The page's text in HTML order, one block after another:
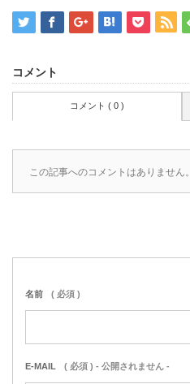
コメント
コメント ( 0 )
この記事へのコメントはありません。
名前 ( 必須 )
E-MAIL ( 必須 ) - 公開されません -